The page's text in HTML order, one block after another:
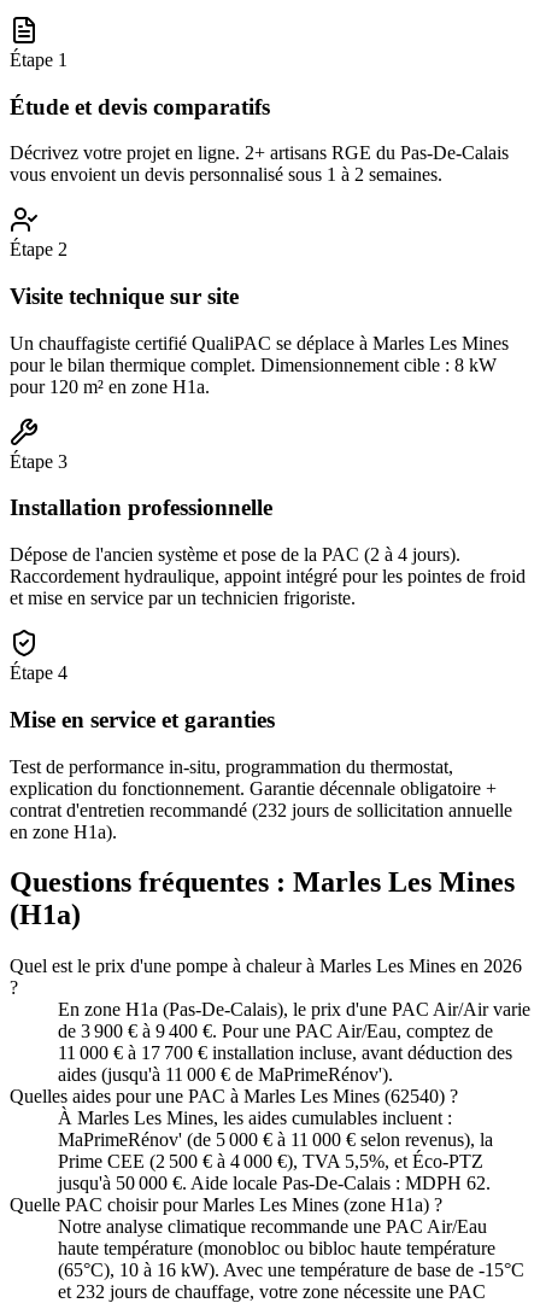
Étape 1
Étude et devis comparatifs
Décrivez votre projet en ligne. 2+ artisans RGE du Pas-De-Calais
vous envoient un devis personnalisé sous 1 à 2 semaines.
Étape 2
Visite technique sur site
Un chauffagiste certifié QualiPAC se déplace à Marles Les Mines
pour le bilan thermique complet. Dimensionnement cible : 8 kW
pour 120 m² en zone H1a.
Étape 3
Installation professionnelle
Dépose de l'ancien système et pose de la PAC (2 à 4 jours).
Raccordement hydraulique, appoint intégré pour les pointes de froid
et mise en service par un technicien frigoriste.
Étape 4
Mise en service et garanties
Test de performance in-situ, programmation du thermostat,
explication du fonctionnement. Garantie décennale obligatoire +
contrat d'entretien recommandé (232 jours de sollicitation annuelle
en zone H1a).
Questions fréquentes : Marles Les Mines
(H1a)
Quel est le prix d'une pompe à chaleur à Marles Les Mines en 2026
?
En zone H1a (Pas-De-Calais), le prix d'une PAC Air/Air varie
de 3 900 € à 9 400 €. Pour une PAC Air/Eau, comptez de
11 000 € à 17 700 € installation incluse, avant déduction des
aides (jusqu'à 11 000 € de MaPrimeRénov').
Quelles aides pour une PAC à Marles Les Mines (62540) ?
À Marles Les Mines, les aides cumulables incluent :
MaPrimeRénov' (de 5 000 € à 11 000 € selon revenus), la
Prime CEE (2 500 € à 4 000 €), TVA 5,5%, et Éco-PTZ
jusqu'à 50 000 €. Aide locale Pas-De-Calais : MDPH 62.
Quelle PAC choisir pour Marles Les Mines (zone H1a) ?
Notre analyse climatique recommande une PAC Air/Eau
haute température (monobloc ou bibloc haute température
(65°C), 10 à 16 kW). Avec une température de base de -15°C
et 232 jours de chauffage, votre zone nécessite une PAC